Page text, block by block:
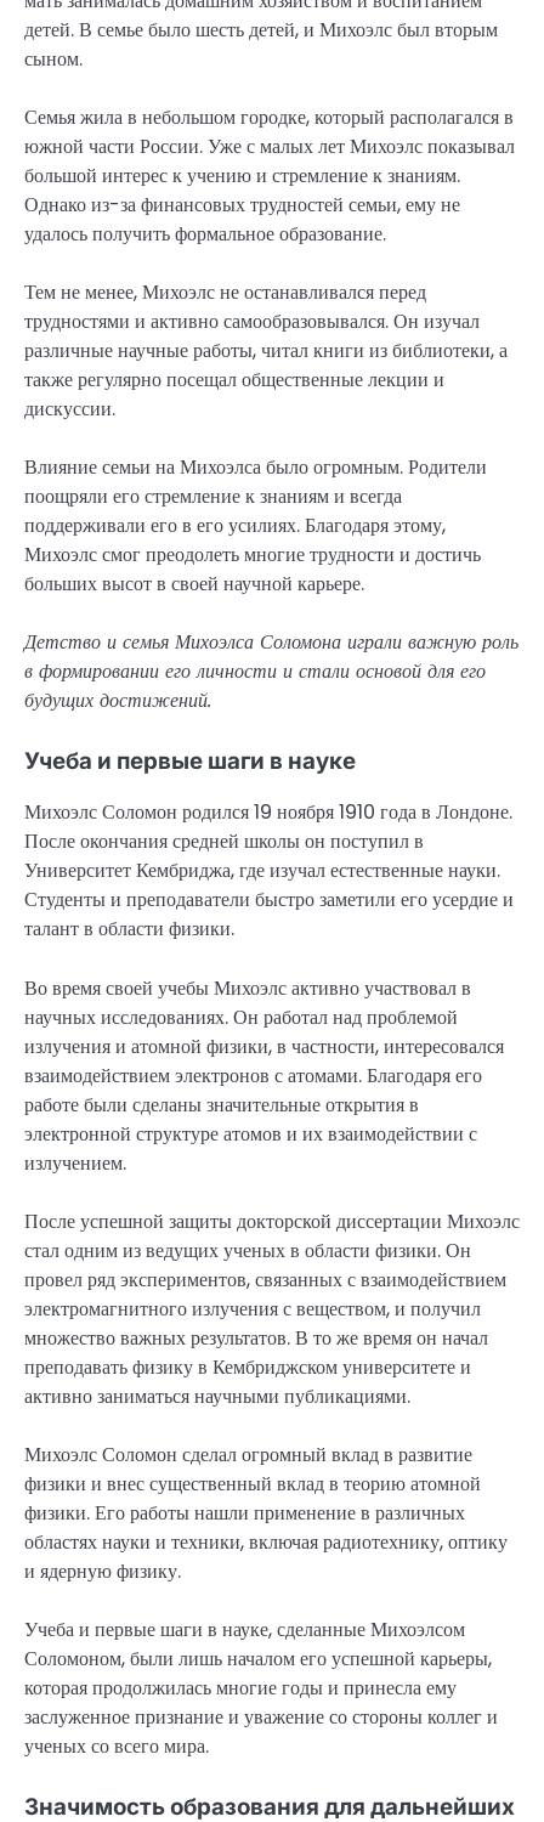
детей. В семье было шесть детей, и Михоэлс был вторым
сыном.
Семья жила в небольшом городке, который располагался в
южной части России. Уже с малых лет Михоэлс показывал
большой интерес к учению и стремление к знаниям.
Однако из-за финансовых трудностей семьи, ему не
удалось получить формальное образование.
Тем не менее, Михоэлс не останавливался перед
трудностями и активно самообразовывался. Он изучал
различные научные работы, читал книги из библиотеки, а
также регулярно посещал общественные лекции и
дискуссии.
Влияние семьи на Михоэлса было огромным. Родители
поощряли его стремление к знаниям и всегда
поддерживали его в его усилиях. Благодаря этому,
Михоэлс смог преодолеть многие трудности и достичь
больших высот в своей научной карьере.
Детство и семья Михоэлса Соломона играли важную роль
в формировании его личности и стали основой для его
будущих достижений.
Учеба и первые шаги в науке
Михоэлс Соломон родился 19 ноября 1910 года в Лондоне.
После окончания средней школы он поступил в
Университет Кембриджа, где изучал естественные науки.
Студенты и преподаватели быстро заметили его усердие и
талант в области физики.
Во время своей учебы Михоэлс активно участвовал в
научных исследованиях. Он работал над проблемой
излучения и атомной физики, в частности, интересовался
взаимодействием электронов с атомами. Благодаря его
работе были сделаны значительные открытия в
электронной структуре атомов и их взаимодействии с
излучением.
После успешной защиты докторской диссертации Михоэлс
стал одним из ведущих ученых в области физики. Он
провел ряд экспериментов, связанных с взаимодействием
электромагнитного излучения с веществом, и получил
множество важных результатов. В то же время он начал
преподавать физику в Кембриджском университете и
активно заниматься научными публикациями.
Михоэлс Соломон сделал огромный вклад в развитие
физики и внес существенный вклад в теорию атомной
физики. Его работы нашли применение в различных
областях науки и техники, включая радиотехнику, оптику
и ядерную физику.
Учеба и первые шаги в науке, сделанные Михоэлсом
Соломоном, были лишь началом его успешной карьеры,
которая продолжилась многие годы и принесла ему
заслуженное признание и уважение со стороны коллег и
ученых со всего мира.
Значимость образования для дальнейших